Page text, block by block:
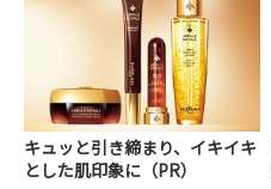
キュッと引き締まり、イキイキ
とした肌印象に（PR）